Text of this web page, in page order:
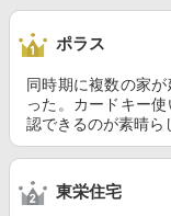
ポラス
同時期に複数の家
った。カードキー
認できるのが素晴ら
東栄住宅